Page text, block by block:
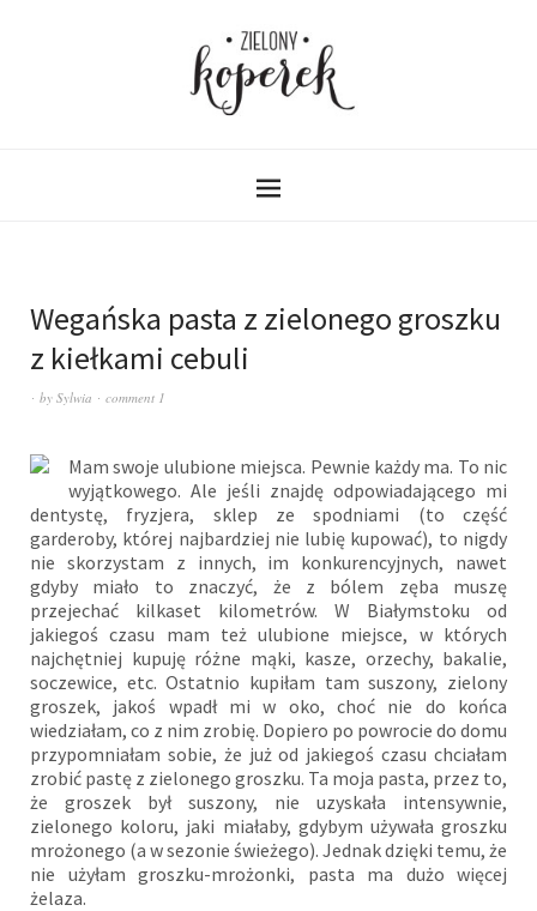
Wegańska pasta z zielonego groszku
z kiełkami cebuli
by Sylwia comment 1
Mam swoje ulubione miejsca. Pewnie każdy ma. To nic
wyjątkowego. Ale jeśli znajdę odpowiadającego mi
dentystę, fryzjera, sklep ze spodniami (to część
garderoby, której najbardziej nie lubię kupować), to nigdy
nie skorzystam z innych, im konkurencyjnych, nawet
gdyby miało to znaczyć, że z bólem zęba muszę
przejechać kilkaset kilometrów. W Białymstoku od
jakiegoś czasu mam też ulubione miejsce, w których
najchętniej kupuję różne mąki, kasze, orzechy, bakalie,
soczewice, etc. Ostatnio kupiłam tam suszony, zielony
groszek, jakoś wpadł mi w oko, choć nie do końca
wiedziałam, co z nim zrobię. Dopiero po powrocie do domu
przypomniałam sobie, że już od jakiegoś czasu chciałam
zrobić pastę z zielonego groszku. Ta moja pasta, przez to,
że groszek był suszony, nie uzyskała intensywnie,
zielonego koloru, jaki miałaby, gdybym używała groszku
mrożonego (a w sezonie świeżego). Jednak dzięki temu, że
nie użyłam groszku-mrożonki, pasta ma dużo więcej
żelaza.